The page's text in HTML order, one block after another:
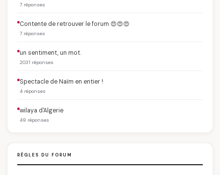
7 réponses
Contente de retrouver le forum 😍😍😍
7 réponses
un sentiment, un mot.
2031 réponses
Spectacle de Naïm en entier !
4 réponses
wilaya d'Algerie
49 réponses
RÈGLES DU FORUM